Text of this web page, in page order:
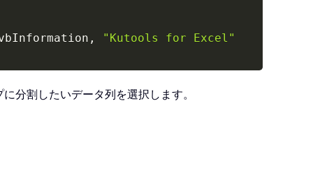
,
"Kutools for Excel"
分割したいデータ列を選択します。